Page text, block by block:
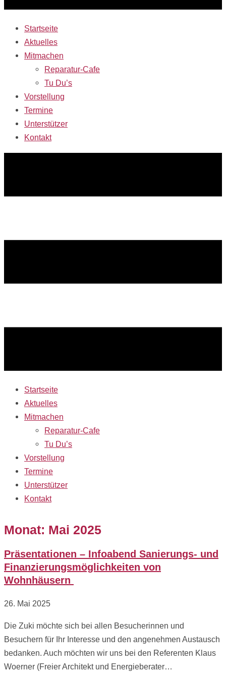
Startseite
Aktuelles
Mitmachen
Reparatur-Cafe
Tu Du’s
Vorstellung
Termine
Unterstützer
Kontakt
Startseite
Aktuelles
Mitmachen
Reparatur-Cafe
Tu Du’s
Vorstellung
Termine
Unterstützer
Kontakt
Monat: Mai 2025
Präsentationen – Infoabend Sanierungs- und
Finanzierungsmöglichkeiten von
Wohnhäusern
26. Mai 2025
Die Zuki möchte sich bei allen Besucherinnen und
Besuchern für Ihr Interesse und den angenehmen Austausch
bedanken. Auch möchten wir uns bei den Referenten Klaus
Woerner (Freier Architekt und Energieberater…